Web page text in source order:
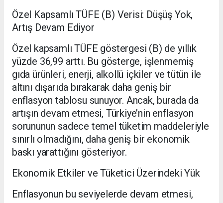
Özel Kapsamlı TÜFE (B) Verisi: Düşüş Yok,
Artış Devam Ediyor
Özel kapsamlı TÜFE göstergesi (B) de yıllık
yüzde 36,99 arttı. Bu gösterge, işlenmemiş
gıda ürünleri, enerji, alkollü içkiler ve tütün ile
altını dışarıda bırakarak daha geniş bir
enflasyon tablosu sunuyor. Ancak, burada da
artışın devam etmesi, Türkiye’nin enflasyon
sorununun sadece temel tüketim maddeleriyle
sınırlı olmadığını, daha geniş bir ekonomik
baskı yarattığını gösteriyor.
Ekonomik Etkiler ve Tüketici Üzerindeki Yük
Enflasyonun bu seviyelerde devam etmesi,